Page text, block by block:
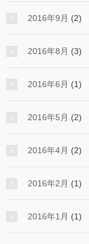
2016年9月 (2)
2016年8月 (3)
2016年6月 (1)
2016年5月 (2)
2016年4月 (2)
2016年2月 (1)
2016年1月 (1)